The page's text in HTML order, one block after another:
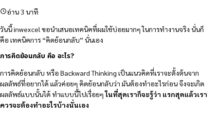
อ่าน 3 นาที
วันนี้ inwexcel ขอนำเสนอเทคนิคที่ผมใช้บ่อยมากๆ ในการทำงานจริง นั่นก็
คือ เทคนิคการ “คิดย้อนกลับ” นั่นเอง
การคิดย้อนกลับ คือ อะไร?
การคิดย้อนกลับ หรือ Backward Thinking เป็นแนวคิดที่เราจะตั้งต้นจาก
ผลลัพธ์ที่อยากได้ แล้วค่อยๆ คิดย้อนกลับว่า มันต้องทำอะไรก่อน จึงจะเกิด
ผลลัพธ์แบบนั้นได้ ทำแบบนี้ไปเรื่อยๆในที่สุดเราก็จะรู้ว่า แรกสุดแล้วเรา
ควรจะต้องทำอะไรบ้างนั่นเอง